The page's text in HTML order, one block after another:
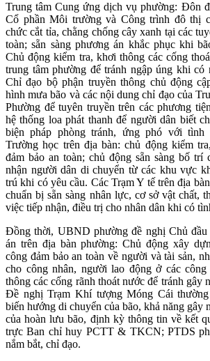
Trung tâm Cung ứng dịch vụ phường: Đôn
Cổ phần Môi trường và Công trình đô thị
chức cắt tỉa, chằng chống cây xanh tại các
toàn; sẵn sàng phương án khắc phục khi
Chủ động kiểm tra, khơi thông các cống
trung tâm phường để tránh ngập úng khi có
Chỉ đạo bộ phận truyền thông chủ động
hình mưa bão và các nội dung chỉ đạo của
Phường để tuyên truyền trên các phương
hệ thống loa phát thanh để người dân biết
biện pháp phòng tránh, ứng phó với tình
Trường học trên địa bàn: chủ động kiểm
đảm bảo an toàn; chủ động sẵn sàng bố trí
nhận người dân di chuyển từ các khu vực
trú khi có yêu cầu. Các Trạm Y tế trên địa
chuẩn bị sẵn sàng nhân lực, cơ sở vật chất,
việc tiếp nhận, điều trị cho nhân dân khi có
Đồng thời, UBND phường đề nghị Chủ
án trên địa bàn phường: Chủ động xây
công đảm bảo an toàn về người và tài sản,
cho công nhân, người lao động ở các
thông các cống rãnh thoát nước để tránh gây
Đề nghị Trạm Khí tượng Móng Cái
biến hướng di chuyển của bão, khả năng gây
của hoàn lưu bão, định kỳ thông tin về kết
trực Ban chỉ huy PCTT & TKCN; PTDS
nắm bắt, chỉ đạo.